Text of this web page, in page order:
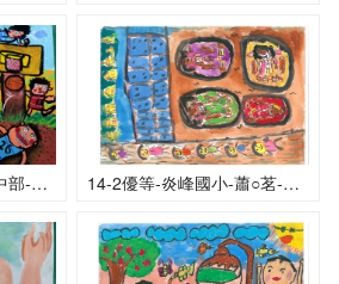
13-1特優-旭光高中國中部-簡○傑-如果我也能打籃球 14-2優等-炎峰國小-蕭○茗-碰碰車